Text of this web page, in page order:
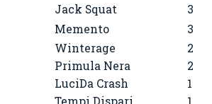
Jack Squat
3
Memento
3
Winterage
2
Primula Nera
2
LuciDa Crash
1
Tempi Dispari
1